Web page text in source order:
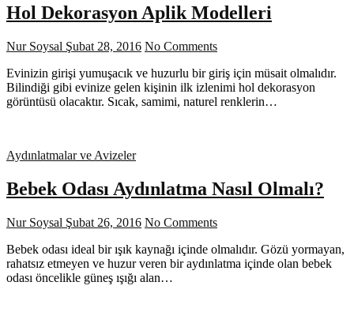
Hol Dekorasyon Aplik Modelleri
Nur Soysal Şubat 28, 2016 No Comments
Evinizin girişi yumuşacık ve huzurlu bir giriş için müsait olmalıdır.
Bilindiği gibi evinize gelen kişinin ilk izlenimi hol dekorasyon
görüntüsü olacaktır. Sıcak, samimi, naturel renklerin…
Aydınlatmalar ve Avizeler
Bebek Odası Aydınlatma Nasıl Olmalı?
Nur Soysal Şubat 26, 2016 No Comments
Bebek odası ideal bir ışık kaynağı içinde olmalıdır. Gözü yormayan,
rahatsız etmeyen ve huzur veren bir aydınlatma içinde olan bebek
odası öncelikle güneş ışığı alan…